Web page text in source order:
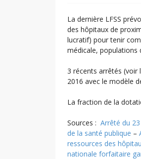
La dernière LFSS
des hôpitaux de
lucratif) pour tenir
médicale, populations
3 récents arrêtés (voir
2016 avec le modèle
La fraction de la
Sources : Arrêté du
de la santé publique –
ressources des
nationale forfaitaire